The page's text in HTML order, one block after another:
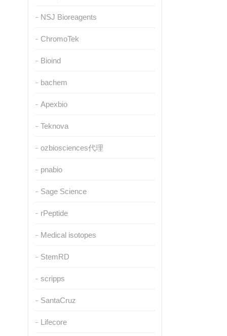
NSJ Bioreagents
ChromoTek
Bioind
bachem
Apexbio
Teknova
ozbiosciences代理
pnabio
Sage Science
rPeptide
Medical isotopes
StemRD
scripps
SantaCruz
Lifecore